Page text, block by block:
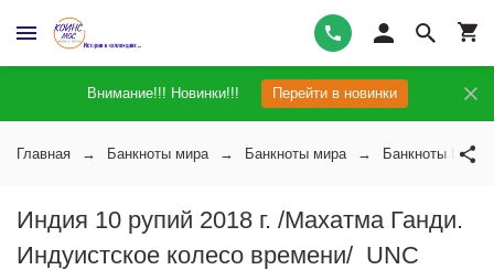
Внимание!!! Новинки!!! Перейти в новинки
Главная Банкноты мира Банкноты мира Банкноты Индии
Индия 10 рупий 2018 г. /Махатма Ганди.
Индуистское колесо времени/ UNC